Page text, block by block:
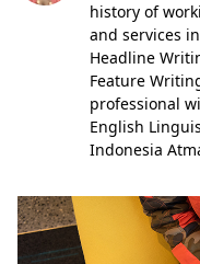
history of
and services
Headline
Feature
professional
English
Indonesia